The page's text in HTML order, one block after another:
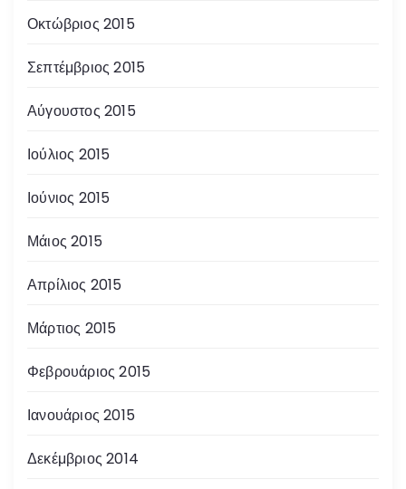
Οκτώβριος 2015
Σεπτέμβριος 2015
Αύγουστος 2015
Ιούλιος 2015
Ιούνιος 2015
Μάιος 2015
Απρίλιος 2015
Μάρτιος 2015
Φεβρουάριος 2015
Ιανουάριος 2015
Δεκέμβριος 2014